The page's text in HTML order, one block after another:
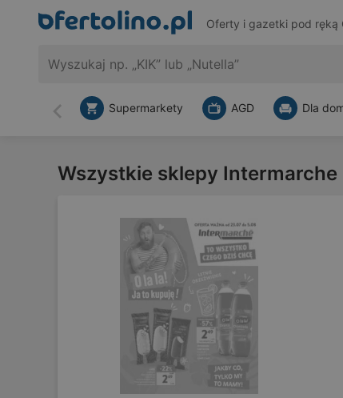
Oferty i gazetki pod ręką
Wstecz
Supermarkety AGD Dla
Wszystkie sklepy